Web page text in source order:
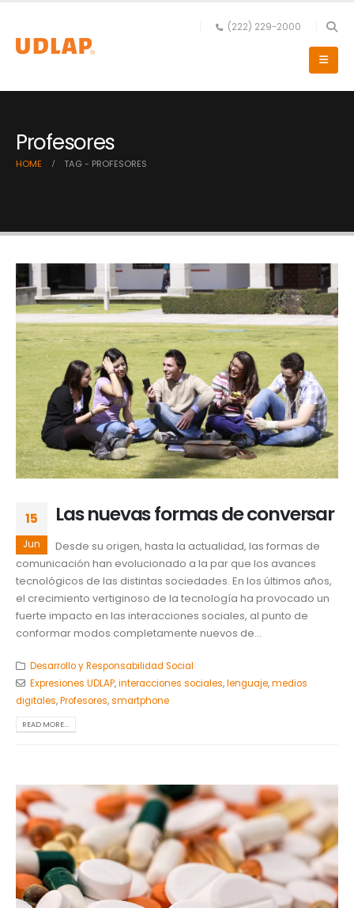
(222) 229-2000
Profesores
HOME TAG - PROFESORES
15
Jun
Las nuevas formas de conversar
Desde su origen, hasta la actualidad, las formas de
comunicación han evolucionado a la par que los avances
tecnológicos de las distintas sociedades. En los últimos años,
el crecimiento vertiginoso de la tecnología ha provocado un
fuerte impacto en las interacciones sociales, al punto de
conformar modos completamente nuevos de...
Desarrollo y Responsabilidad Social
Expresiones UDLAP,interacciones sociales,lenguaje,medios
digitales,Profesores,smartphone
READ MORE...